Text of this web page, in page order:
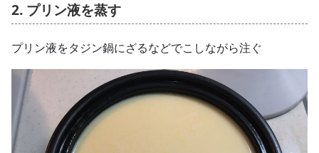
2. プリン液を蒸す
プリン液をタジン鍋にざるなどでこしながら注ぐ